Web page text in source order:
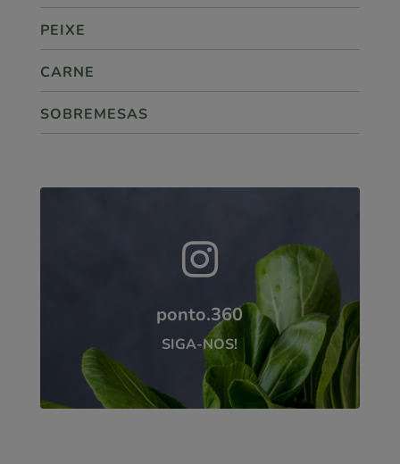
PEIXE
CARNE
SOBREMESAS

ponto.360
SIGA-NOS!